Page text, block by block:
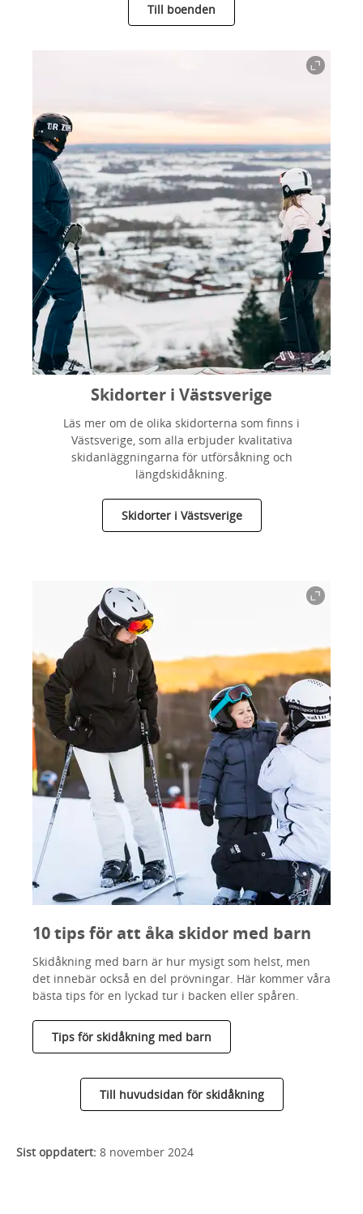
Till boenden
Skidorter i Västsverige
Läs mer om de olika skidorterna som finns i
Västsverige, som alla erbjuder kvalitativa
skidanläggningarna för utförsåkning och
längdskidåkning.
Skidorter i Västsverige
10 tips för att åka skidor med barn
Skidåkning med barn är hur mysigt som helst, men
det innebär också en del prövningar. Här kommer våra
bästa tips för en lyckad tur i backen eller spåren.
Tips för skidåkning med barn
Till huvudsidan för skidåkning
Sist oppdatert: 8 november 2024